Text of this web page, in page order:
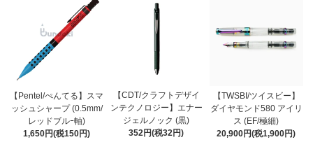
【Pentel/ぺんてる】スマ
ッシュシャープ (0.5mm/
レッドブルｰ軸)
1,650円(税150円)
【CDT/クラフトデザイ
ンテクノロジー】エナー
ジェルノック (黒)
352円(税32円)
【TWSBI/ツイスビー】
ダイヤモンド580 アイリ
ス (EF/極細)
20,900円(税1,900円)